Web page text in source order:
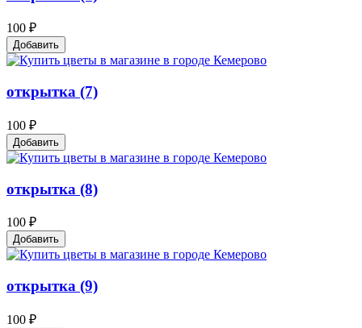
100 ₽
Добавить
открытка (7)
100 ₽
Добавить
открытка (8)
100 ₽
Добавить
открытка (9)
100 ₽